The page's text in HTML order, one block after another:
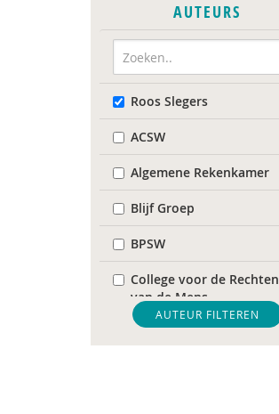
AUTEURS
Roos Slegers
ACSW
Algemene Rekenkamer
Blijf Groep
BPSW
College voor de Rechten
van de Mens
De Raad voor
Volksgezondheid &
AUTEUR FILTEREN